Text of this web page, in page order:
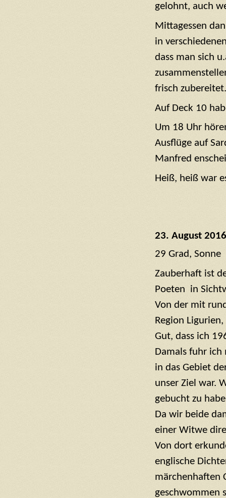
gelohnt, auch
Mittagessen
in
dass man sich
frisch zubereitet.
Auf Deck 10
Um 18 Uhr
Ausflüge auf
Manfred
Heiß, heiß war
23. August
29 Grad, Sonne
Zauberhaft ist
Poeten in
Von der mit
Region
Gut, dass ich
Damals fuhr
in das Gebiet
unser Ziel war.
gebucht zu
Da wir beide
einer Witwe
Von dort
englische
märchenhaften
geschwommen